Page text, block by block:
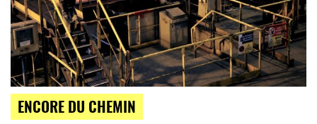
ENCORE DU CHEMIN